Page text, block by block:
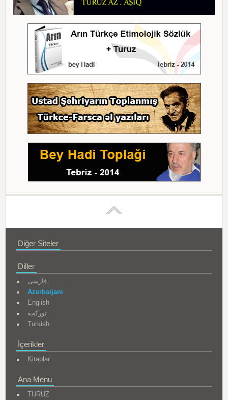
Diğer Siteler
Diller
فارسی
Azerbaijani
English
تورکجه
Turkish
İçerikler
Kitaplar
Ana Menu
TURUZ